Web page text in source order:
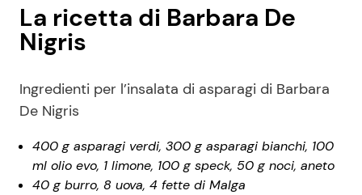
La ricetta di Barbara De
Nigris
Ingredienti per l’insalata di asparagi di Barbara
De Nigris
400 g asparagi verdi, 300 g asparagi bianchi, 100
ml olio evo, 1 limone, 100 g speck, 50 g noci, aneto
40 g burro, 8 uova, 4 fette di Malga